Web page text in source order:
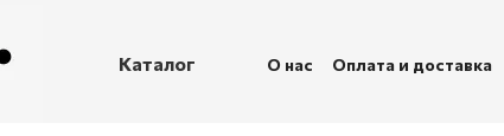
Каталог О нас Оплата и доставка